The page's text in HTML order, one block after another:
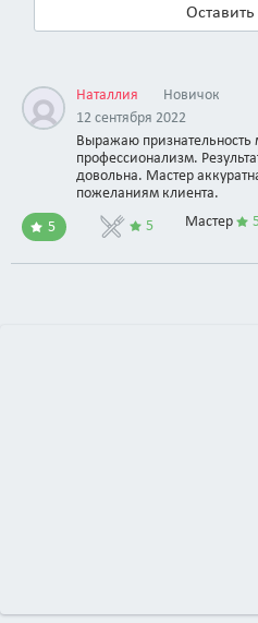
Наталлия
Новичок
12 сентября 2022
Выражаю признательность
профессионализм.
довольна. Мастер
пожеланиям клиента.
5 5 Мастер